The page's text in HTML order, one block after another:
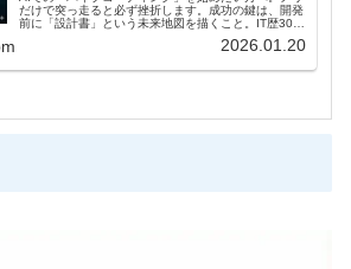
だけで突っ走ると必ず挫折します。成功の鍵は、開発
前に「設計書」という未来地図を描くこと。IT歴30年
事を読めば、AIを最高の相棒にする正しい第一歩が分
2026.01.20